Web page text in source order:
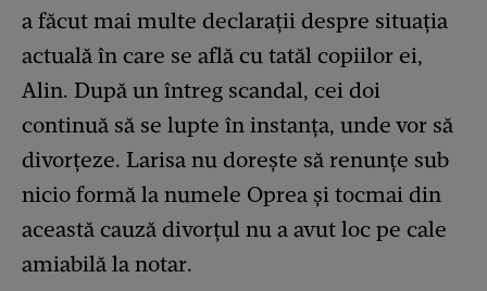
a făcut mai multe declarații despre situația
actuală în care se află cu tatăl copiilor ei,
Alin. După un întreg scandal, cei doi
continuă să se lupte în instanța, unde vor să
divorțeze. Larisa nu dorește să renunțe sub
nicio formă la numele Oprea și tocmai din
această cauză divorțul nu a avut loc pe cale
amiabilă la notar.